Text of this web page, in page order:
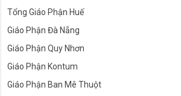
Tổng Giáo Phận Huế
Giáo Phận Đà Nẵng
Giáo Phận Quy Nhơn
Giáo Phận Kontum
Giáo Phận Ban Mê Thuột